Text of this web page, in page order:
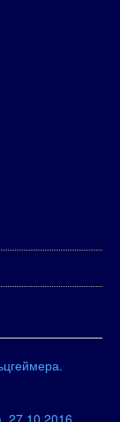
27.10.2016.